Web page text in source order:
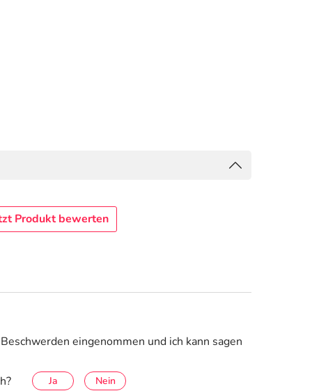
Produkt bewerten
eingenommen und ich kann sagen
Ja Nein